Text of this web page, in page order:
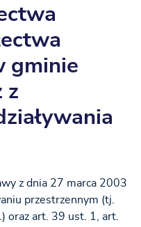
gminie
z
z dnia 27 marca 2003
przestrzennym (tj.
oraz art. 39 ust. 1, art.